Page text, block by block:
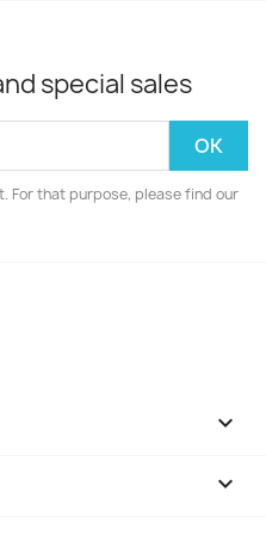
special sales
For that purpose, please find our

